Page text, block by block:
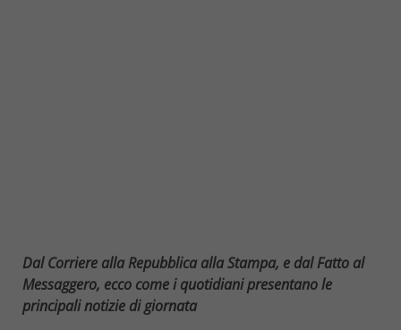
Dal Corriere alla Repubblica alla Stampa, e dal Fatto al
Messaggero, ecco come i quotidiani presentano le
principali notizie di giornata